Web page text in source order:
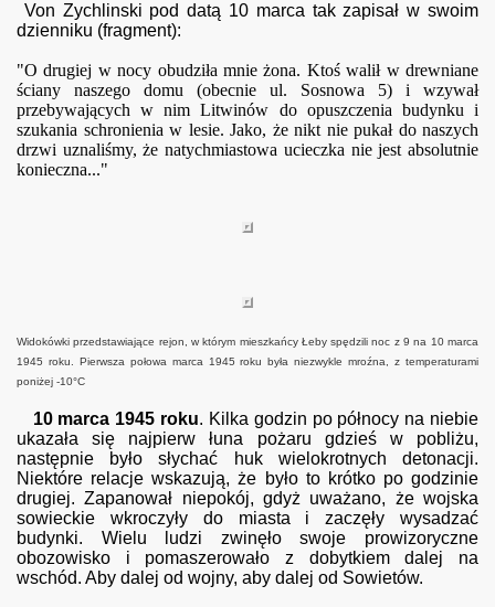
Von Zychlinski pod datą 10 marca tak zapisał w swoim
dzienniku (fragment):
"O drugiej w nocy obudziła mnie żona. Ktoś walił w drewniane
ściany naszego domu (obecnie ul. Sosnowa 5) i wzywał
przebywających w nim Litwinów do opuszczenia budynku i
szukania schronienia w lesie. Jako, że nikt nie pukał do naszych
drzwi uznaliśmy, że natychmiastowa ucieczka nie jest absolutnie
konieczna..."
Widokówki przedstawiające rejon, w którym mieszkańcy Łeby spędzili noc z 9 na 10 marca
1945 roku. Pierwsza połowa marca 1945 roku była niezwykle mroźna, z temperaturami
poniżej -10°C
10 marca 1945 roku. Kilka godzin po północy na niebie
ukazała się najpierw łuna pożaru gdzieś w pobliżu,
następnie było słychać huk wielokrotnych detonacji.
Niektóre relacje wskazują, że było to krótko po godzinie
drugiej. Zapanował niepokój, gdyż uważano, że wojska
sowieckie wkroczyły do miasta i zaczęły wysadzać
budynki. Wielu ludzi zwinęło swoje prowizoryczne
obozowisko i pomaszerowało z dobytkiem dalej na
wschód. Aby dalej od wojny, aby dalej od Sowietów.